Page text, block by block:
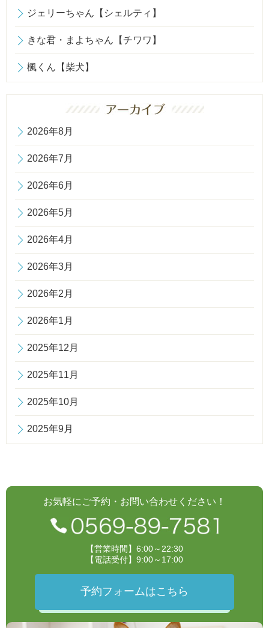
ジェリーちゃん【シェルティ】
きな君・まよちゃん【チワワ】
楓くん【柴犬】
2026年8月
2026年7月
2026年6月
2026年5月
2026年4月
2026年3月
2026年2月
2026年1月
2025年12月
2025年11月
2025年10月
2025年9月
お気軽にご予約・お問い合わせください！
【営業時間】6:00～22:30
【電話受付】9:00～17:00
予約フォームはこちら